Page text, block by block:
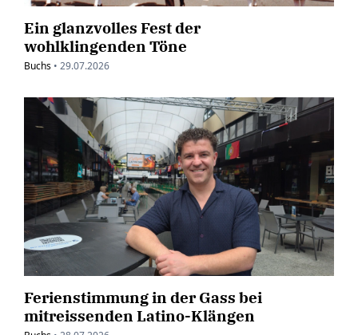
Ein glanzvolles Fest der
wohlklingenden Töne
Buchs • 29.07.2026
Ferienstimmung in der Gass bei
mitreissenden Latino-Klängen